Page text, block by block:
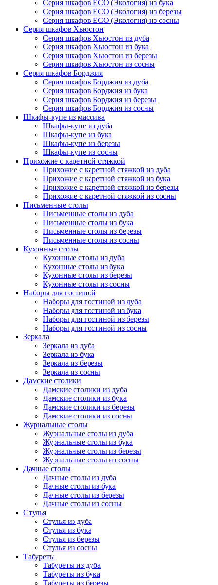
Серия шкафов ECO (Экология) из бука
Серия шкафов ECO (Экология) из березы
Серия шкафов ECO (Экология) из сосны
Серия шкафов Хьюстон
Серия шкафов Хьюстон из дуба
Серия шкафов Хьюстон из бука
Серия шкафов Хьюстон из березы
Серия шкафов Хьюстон из сосны
Серия шкафов Борджия
Серия шкафов Борджия из дуба
Серия шкафов Борджия из бука
Серия шкафов Борджия из березы
Серия шкафов Борджия из сосны
Шкафы-купе из массива
Шкафы-купе из дуба
Шкафы-купе из бука
Шкафы-купе из березы
Шкафы-купе из сосны
Прихожие с каретной стяжкой
Прихожие с каретной стяжкой из дуба
Прихожие с каретной стяжкой из бука
Прихожие с каретной стяжкой из березы
Прихожие с каретной стяжкой из сосны
Письменные столы
Письменные столы из дуба
Письменные столы из бука
Письменные столы из березы
Письменные столы из сосны
Кухонные столы
Кухонные столы из дуба
Кухонные столы из бука
Кухонные столы из березы
Кухонные столы из сосны
Наборы для гостиной
Наборы для гостиной из дуба
Наборы для гостиной из бука
Наборы для гостиной из березы
Наборы для гостиной из сосны
Зеркала
Зеркала из дуба
Зеркала из бука
Зеркала из березы
Зеркала из сосны
Дамские столики
Дамские столики из дуба
Дамские столики из бука
Дамские столики из березы
Дамские столики из сосны
Журнальные столы
Журнальные столы из дуба
Журнальные столы из бука
Журнальные столы из березы
Журнальные столы из сосны
Дачные столы
Дачные столы из дуба
Дачные столы из бука
Дачные столы из березы
Дачные столы из сосны
Стулья
Стулья из дуба
Стулья из бука
Стулья из березы
Стулья из сосны
Табуреты
Табуреты из дуба
Табуреты из бука
Табуреты из березы